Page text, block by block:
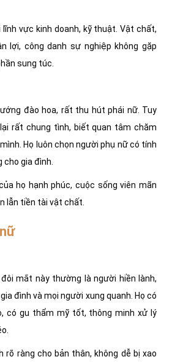
lĩnh vực kinh doanh, kỹ thuật. Vật chất,
lợi, công danh sự nghiệp không gặp
sung túc.
đào hoa, rất thu hút phái nữ. Tuy
rất chung tình, biết quan tâm chăm
Họ luôn chọn người phụ nữ có tính
cho gia đình.
họ hạnh phúc, cuộc sống viên mãn
lẫn tiền tài vật chất.
mắt này thường là người hiền lành,
đình và mọi người xung quanh. Họ có
có gu thẩm mỹ tốt, thông minh xử lý
rõ ràng cho bản thân, không dễ bị xao